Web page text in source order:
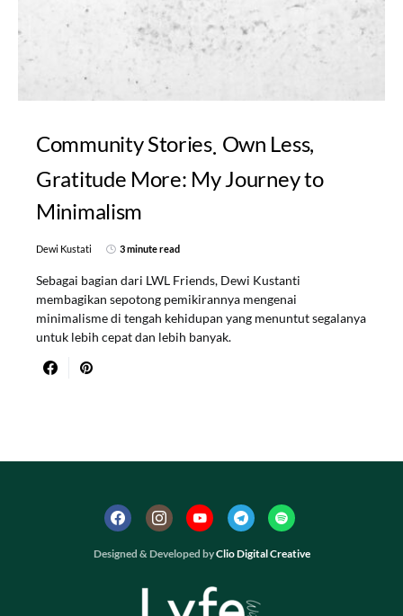
Community Stories Own Less,
Gratitude More: My Journey to
Minimalism
Dewi Kustati 3 minute read
Sebagai bagian dari LWL Friends, Dewi Kustanti
membagikan sepotong pemikirannya mengenai
minimalisme di tengah kehidupan yang menuntut segalanya
untuk lebih cepat dan lebih banyak.
Designed & Developed byClio Digital Creative